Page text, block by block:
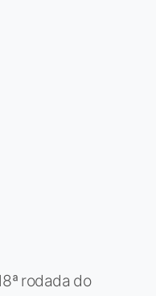
rodada do